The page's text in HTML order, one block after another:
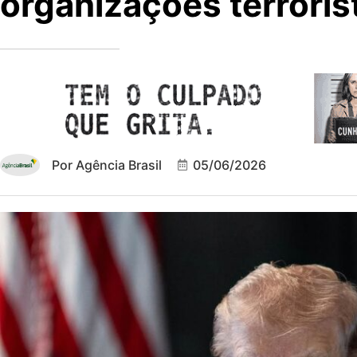
Por Agência Brasil 05/06/2026